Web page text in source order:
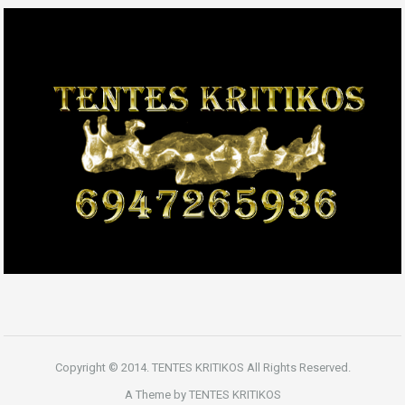
Copyright © 2014. TENTES KRITIKOS All Rights Reserved.
A Theme by TENTES KRITIKOS